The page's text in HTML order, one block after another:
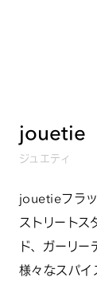
jouetie
ジュエティ
jouetieフラッ
ストリートス
ド、ガーリ
様々なスパイ